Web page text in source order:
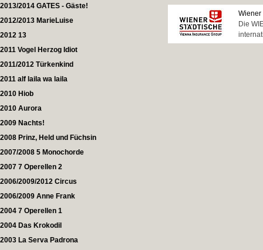
2013/2014 GATES - Gäste!
2012/2013 MarieLuise
2012 13
2011 Vogel Herzog Idiot
2011/2012 Türkenkind
2011 alf laila wa laila
2010 Hiob
2010 Aurora
2009 Nachts!
2008 Prinz, Held und Füchsin
2007/2008 5 Monochorde
2007 7 Operellen 2
2006/2009/2012 Circus
2006/2009 Anne Frank
2004 7 Operellen 1
2004 Das Krokodil
2003 La Serva Padrona
Wiener
Die